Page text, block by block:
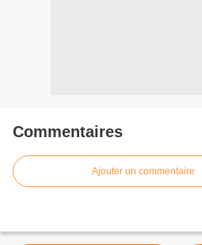
Commentaires
Ajouter un commentaire